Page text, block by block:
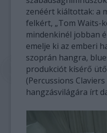
zenéért kiáltottak: a
felkért, „Tom Waits-
mindenkinél jobban
emelje ki az emberi
szoprán hangra,
produkciót kísérő
(Percussions
hangzásvilágára írt